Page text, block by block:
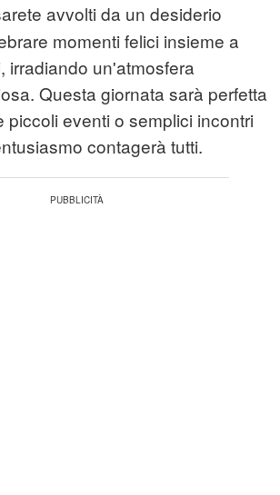
avvolti da un desiderio
momenti felici insieme a
irradiando un'atmosfera
Questa giornata sarà perfetta
piccoli eventi o semplici incontri
contagerà tutti.